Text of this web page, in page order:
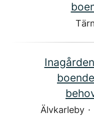
Älvkarleby ·